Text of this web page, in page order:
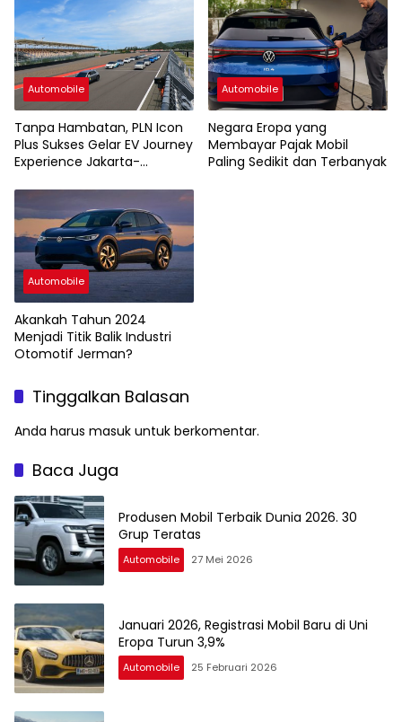
Automobile
Tanpa Hambatan, PLN Icon
Plus Sukses Gelar EV Journey
Experience Jakarta-
Automobile
Negara Eropa yang
Membayar Pajak Mobil
Paling Sedikit dan Terbanyak
Automobile
Akankah Tahun 2024
Menjadi Titik Balik Industri
Otomotif Jerman?
Tinggalkan Balasan
Anda harus masuk untuk berkomentar.
Baca Juga
Produsen Mobil Terbaik Dunia 2026. 30
Grup Teratas
Automobile 27 Mei 2026
Januari 2026, Registrasi Mobil Baru di Uni
Eropa Turun 3,9%
Automobile 25 Februari 2026